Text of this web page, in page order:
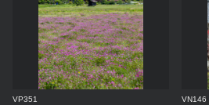
VP351 VN146